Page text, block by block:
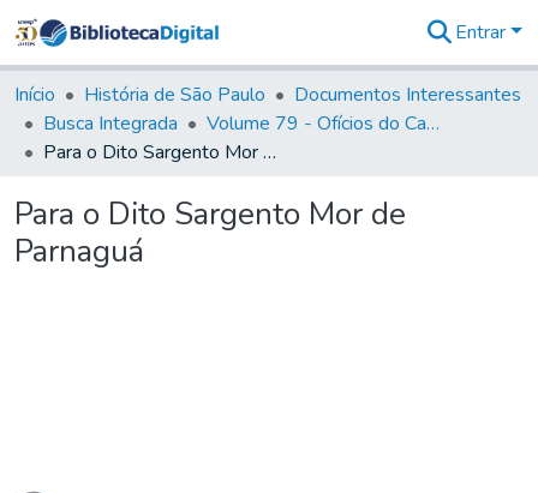
&
Coleções
Tudo na
Biblioteca
Estatísticas
Entrar
Início História de São Paulo
Documentos Interessantes
Busca Integrada
Volume 79 - Ofícios do Capitão General Martim Lopes Lobo de Saldanha (1777)
Para o Dito Sargento Mor de Parnaguá
Para o Dito Sargento Mor de
Parnaguá